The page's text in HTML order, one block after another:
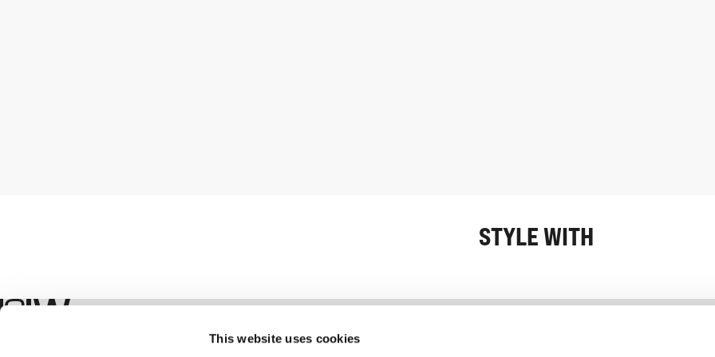
This website uses cookies
STYLE WITH